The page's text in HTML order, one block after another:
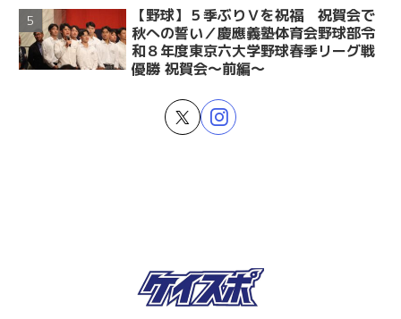
【野球】５季ぶりＶを祝福 祝賀会で
秋への誓い／慶應義塾体育会野球部令
和８年度東京六大学野球春季リーグ戦
優勝 祝賀会～前編～